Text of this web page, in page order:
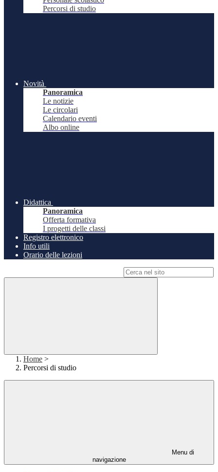
Percorsi di studio
Novità
Panoramica
Le notizie
Le circolari
Calendario eventi
Albo online
Didattica
Panoramica
Offerta formativa
I progetti delle classi
Registro elettronico
Info utili
Orario delle lezioni
Home >
Percorsi di studio
Menu di
navigazione